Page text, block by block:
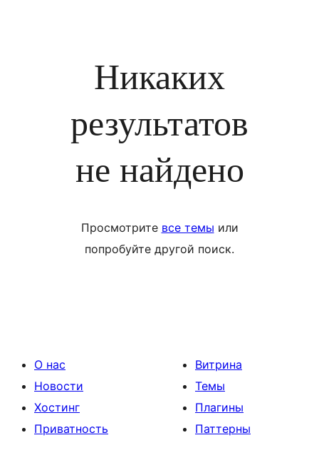
Никаких
результатов
не найдено
Просмотрите все темы или
попробуйте другой поиск.
О нас
Новости
Хостинг
Приватность
Витрина
Темы
Плагины
Паттерны